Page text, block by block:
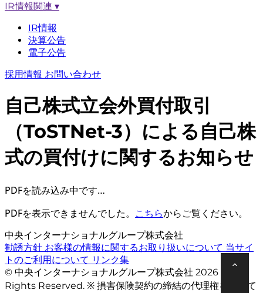
IR情報関連 ▾
IR情報
決算公告
電子公告
採用情報 お問い合わせ
自己株式立会外買付取引
（ToSTNet-3）による自己株
式の買付けに関するお知らせ
PDFを読み込み中です…
PDFを表示できませんでした。 こちらからご覧ください。
中央インターナショナルグループ株式会社
勧誘方針 お客様の情報に関するお取り扱いについて 当サイ
トのご利用について リンク集
© 中央インターナショナルグループ株式会社 2026 All
Rights Reserved. ※ 損害保険契約の締結の代理権を有して